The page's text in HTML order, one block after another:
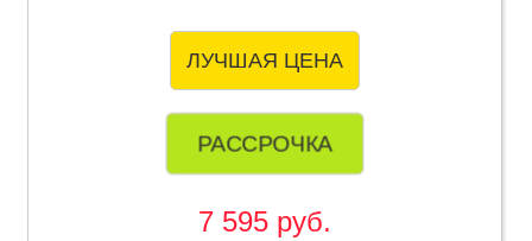
ЛУЧШАЯ ЦЕНА
РАССРОЧКА
7 595 руб.